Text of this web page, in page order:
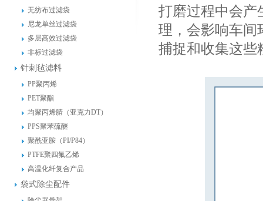
无纺布过滤袋
尼龙单丝过滤袋
多层高效过滤袋
非标过滤袋
针刺毡滤料
PP聚丙烯
PET聚酯
均聚丙烯腈（亚克力DT）
PPS聚苯硫醚
聚酰亚胺（PI/P84）
PTFE聚四氟乙烯
高温化纤复合产品
袋式除尘配件
打磨过程中会产
理，会影响车间
捕捉和收集这些